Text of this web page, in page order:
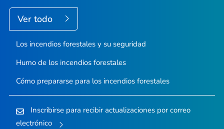
Ver todo
Los incendios forestales y su seguridad
Humo de los incendios forestales
Cómo prepararse para los incendios forestales
Inscribirse para recibir actualizaciones por correo
electrónico